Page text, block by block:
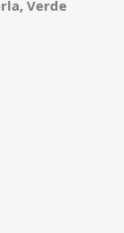
Verde